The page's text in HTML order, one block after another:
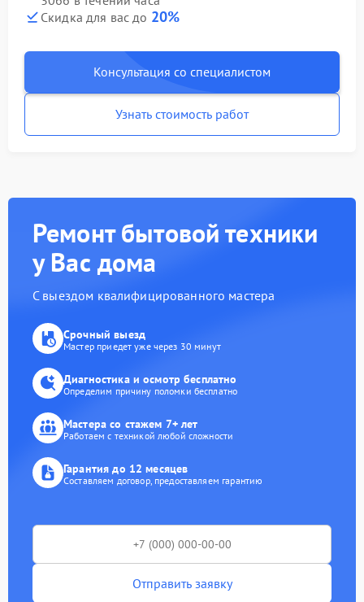
Скидка для вас до 20%
Консультация со специалистом
Узнать стоимость работ
Ремонт бытовой техники
у Вас дома
С выездом квалифицированного мастера
Срочный выезд
Мастер приедет уже через 30 минут
Диагностика и осмотр бесплатно
Определим причину поломки бесплатно
Мастера со стажем 7+ лет
Работаем с техникой любой сложности
Гарантия до 12 месяцев
Составляем договор, предоставляем гарантию
Отправить заявку